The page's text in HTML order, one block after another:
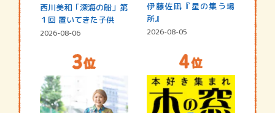
西川美和「深海の船」第
１回 置いてきた子供
2026-08-06
伊藤佐凪『星の集う場
所』
2026-08-05